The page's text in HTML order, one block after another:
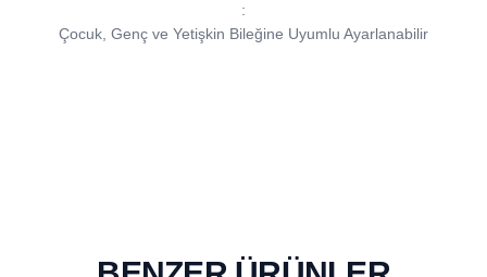
:
Çocuk, Genç ve Yetişkin Bileğine Uyumlu Ayarlanabilir